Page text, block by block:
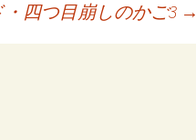
・四つ目崩しのかご3 →